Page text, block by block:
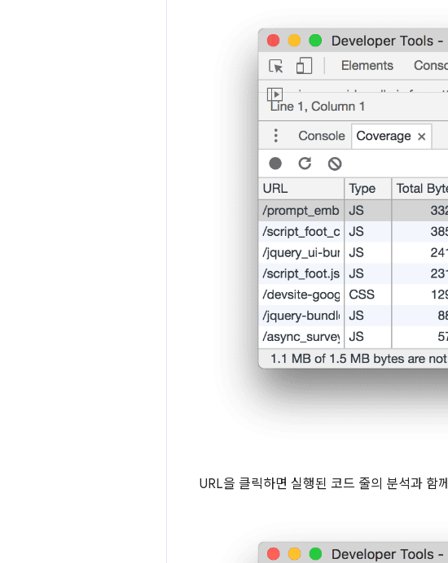
URL을 클릭하면 실행된 코드 줄의 분석과 함께